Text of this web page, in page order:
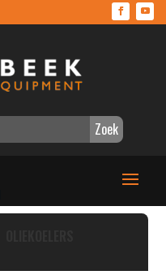
Zoek